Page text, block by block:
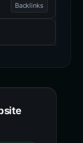
Backlinks